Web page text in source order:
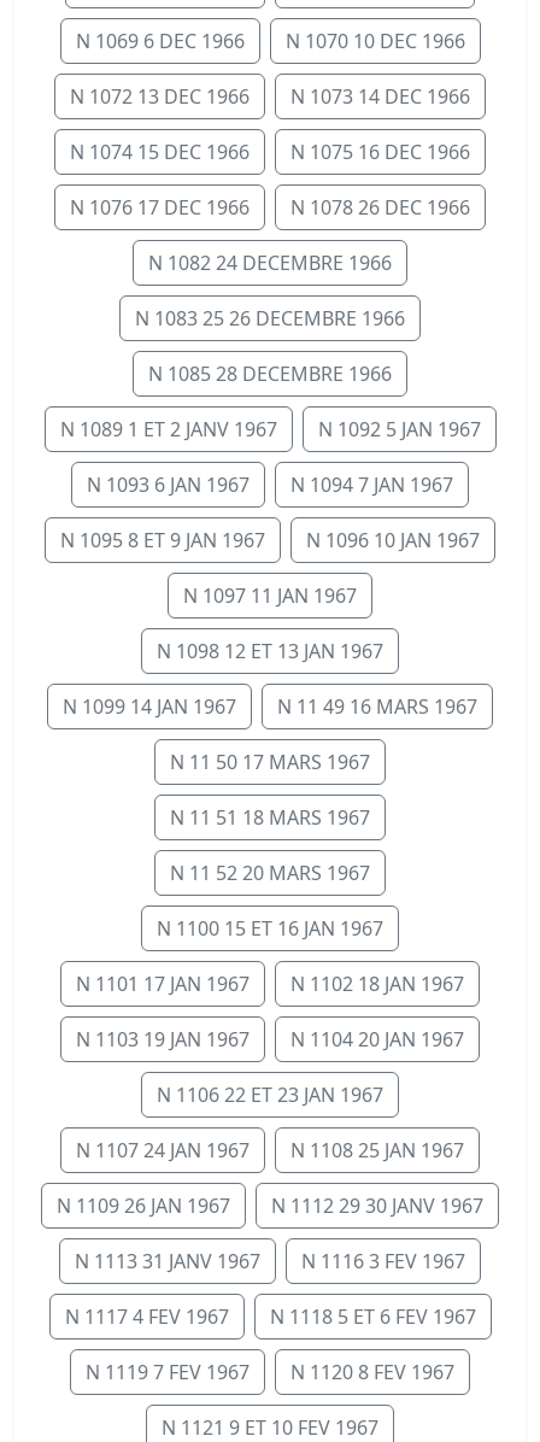
N 1069 6 DEC 1966 N 1070 10 DEC 1966
N 1072 13 DEC 1966 N 1073 14 DEC 1966
N 1074 15 DEC 1966 N 1075 16 DEC 1966
N 1076 17 DEC 1966 N 1078 26 DEC 1966
N 1082 24 DECEMBRE 1966
N 1083 25 26 DECEMBRE 1966
N 1085 28 DECEMBRE 1966
N 1089 1 ET 2 JANV 1967 N 1092 5 JAN 1967
N 1093 6 JAN 1967 N 1094 7 JAN 1967
N 1095 8 ET 9 JAN 1967 N 1096 10 JAN 1967
N 1097 11 JAN 1967
N 1098 12 ET 13 JAN 1967
N 1099 14 JAN 1967 N 11 49 16 MARS 1967
N 11 50 17 MARS 1967
N 11 51 18 MARS 1967
N 11 52 20 MARS 1967
N 1100 15 ET 16 JAN 1967
N 1101 17 JAN 1967 N 1102 18 JAN 1967
N 1103 19 JAN 1967 N 1104 20 JAN 1967
N 1106 22 ET 23 JAN 1967
N 1107 24 JAN 1967 N 1108 25 JAN 1967
N 1109 26 JAN 1967 N 1112 29 30 JANV 1967
N 1113 31 JANV 1967 N 1116 3 FEV 1967
N 1117 4 FEV 1967 N 1118 5 ET 6 FEV 1967
N 1119 7 FEV 1967 N 1120 8 FEV 1967
N 1121 9 ET 10 FEV 1967